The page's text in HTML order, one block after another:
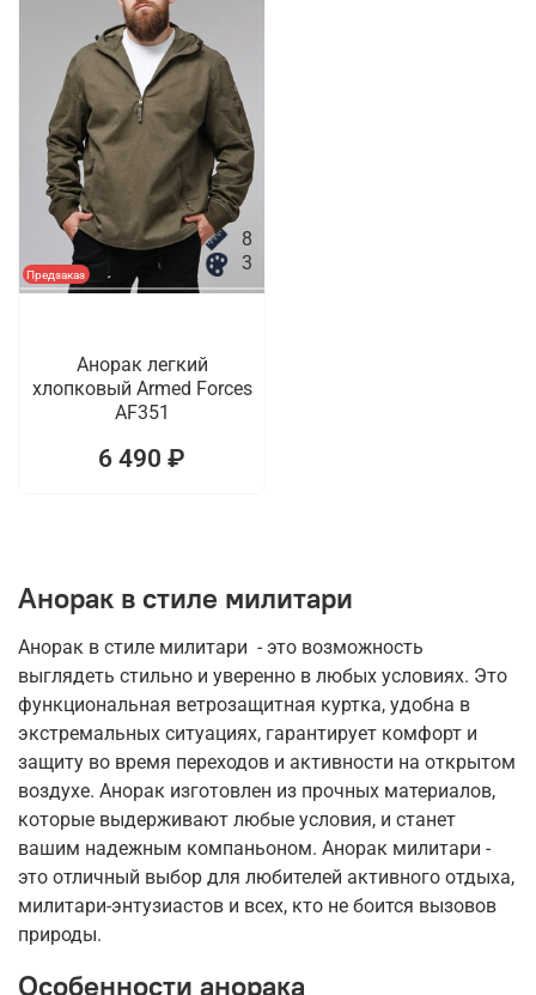
Предзаказ
8
3
Анорак легкий
хлопковый Armed Forces
AF351
6 490 ₽
Анорак в стиле милитари
Анорак в стиле милитари - это возможность
выглядеть стильно и уверенно в любых условиях. Это
функциональная ветрозащитная куртка, удобна в
экстремальных ситуациях, гарантирует комфорт и
защиту во время переходов и активности на открытом
воздухе. Анорак изготовлен из прочных материалов,
которые выдерживают любые условия, и станет
вашим надежным компаньоном. Анорак милитари -
это отличный выбор для любителей активного отдыха,
милитари-энтузиастов и всех, кто не боится вызовов
природы.
Особенности анорака